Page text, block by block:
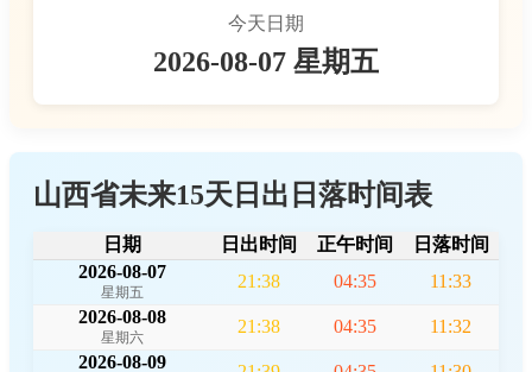
今天日期
2026-08-07 星期五
山西省未来15天日出日落时间表
日期 日出时间 正午时间
日落时间
2026-08-07
星期五
21:38 04:35
11:33
2026-08-08
星期六
21:38 04:35
11:32
2026-08-09